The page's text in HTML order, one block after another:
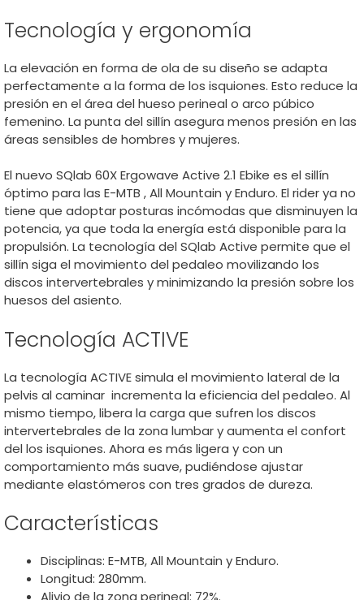
Tecnología y ergonomía
La elevación en forma de ola de su diseño se adapta
perfectamente a la forma de los isquiones. Esto reduce la
presión en el área del hueso perineal o arco púbico
femenino. La punta del sillín asegura menos presión en las
áreas sensibles de hombres y mujeres.
El nuevo SQlab 60X Ergowave Active 2.1 Ebike es el sillín
óptimo para las E-MTB , All Mountain y Enduro. El rider ya no
tiene que adoptar posturas incómodas que disminuyen la
potencia, ya que toda la energía está disponible para la
propulsión. La tecnología del SQlab Active permite que el
sillín siga el movimiento del pedaleo movilizando los
discos intervertebrales y minimizando la presión sobre los
huesos del asiento.
Tecnología ACTIVE
La tecnología ACTIVE simula el movimiento lateral de la
pelvis al caminar incrementa la eficiencia del pedaleo. Al
mismo tiempo, libera la carga que sufren los discos
intervertebrales de la zona lumbar y aumenta el confort
del los isquiones. Ahora es más ligera y con un
comportamiento más suave, pudiéndose ajustar
mediante elastómeros con tres grados de dureza.
Características
Disciplinas: E-MTB, All Mountain y Enduro.
Longitud: 280mm.
Alivio de la zona perineal: 72%.